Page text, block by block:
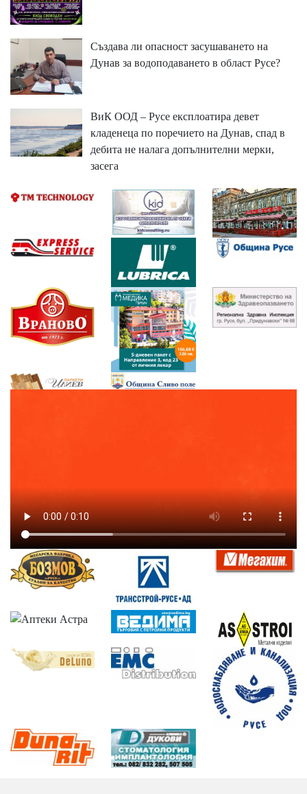
Създава ли опасност засушаването на
Дунав за водоподаването в област Русе?
ВиК ООД – Русе експлоатира девет
кладенеца по поречието на Дунав, спад в
дебита не налага допълнителни мерки,
засега